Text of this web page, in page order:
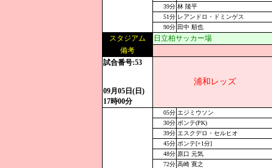
39分 林 陵平
51分 レアンドロ・ドミンゲス
90分 田中 順也
スタジアム
日立柏サッカー場
備考
試合番号:53
09月05日(日)
17時00分
浦和レッズ
05分 エジミウソン
30分 ポンテ(PK)
39分 エスクデロ・セルヒオ
45分 ポンテ[+1分]
48分 原口 元気
72分 高崎 寛之